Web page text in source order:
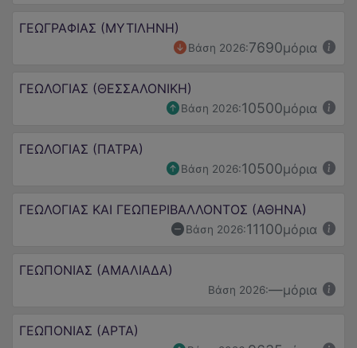
ΓΕΩΓΡΑΦΙΑΣ (ΜΥΤΙΛΗΝΗ)
Βάση 2026:7690μόρια
ΓΕΩΛΟΓΙΑΣ (ΘΕΣΣΑΛΟΝΙΚΗ)
Βάση 2026:10500μόρια
ΓΕΩΛΟΓΙΑΣ (ΠΑΤΡΑ)
Βάση 2026:10500μόρια
ΓΕΩΛΟΓΙΑΣ ΚΑΙ ΓΕΩΠΕΡΙΒΑΛΛΟΝΤΟΣ (ΑΘΗΝΑ)
Βάση 2026:11100μόρια
ΓΕΩΠΟΝΙΑΣ (ΑΜΑΛΙΑΔΑ)
Βάση 2026:—μόρια
ΓΕΩΠΟΝΙΑΣ (ΑΡΤΑ)